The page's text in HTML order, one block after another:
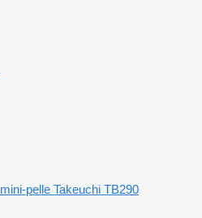
mini-pelle Takeuchi TB290